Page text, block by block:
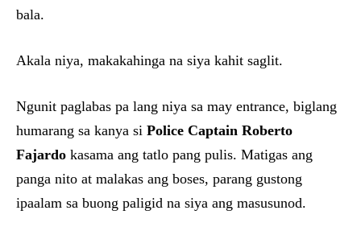
bala.
Akala niya, makakahinga na siya kahit saglit.
Ngunit paglabas pa lang niya sa may entrance, biglang
humarang sa kanya si Police Captain Roberto
Fajardo kasama ang tatlo pang pulis. Matigas ang
panga nito at malakas ang boses, parang gustong
ipaalam sa buong paligid na siya ang masusunod.